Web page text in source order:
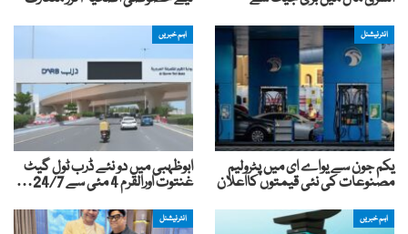
انٹرنیشنل
یکم جون سے یواے ای میں پٹرولیم
مصنوعات کی نئی قیمتوں کااعلان
اہم خبریں
ابوظہبی میں دو نئے ڈرب ٹول گیٹ
غنتوت اورالقرم 4 مئی سے 24/7…
اہم خبریں انٹرنیشنل